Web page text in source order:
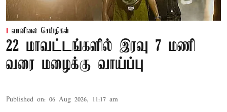
வானிலை செய்திகள்
22 மாவட்டங்களில் இரவு 7 மணி
வரை மழைக்கு வாய்ப்பு
Published on: 06 Aug 2026, 11:17 am